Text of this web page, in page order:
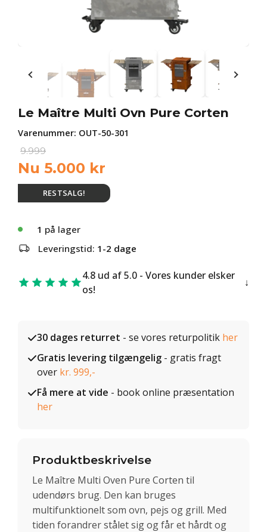
Le Maître Multi Ovn Pure Corten
Varenummer: OUT-50-301
9.999
Nu 5.000 kr
RESTSALG!
1 på lager
Leveringstid: 1-2 dage
4.8 ud af 5.0 - Vores kunder elsker
os!
30 dages returret - se vores returpolitik her
Gratis levering tilgængelig - gratis fragt
over kr. 999,-
Få mere at vide - book online præsentation
her
Produktbeskrivelse
Le Maître Multi Oven Pure Corten til
udendørs brug. Den kan bruges
multifunktionelt som ovn, pejs og grill. Med
tiden forandrer stålet sig og får et hårdt og